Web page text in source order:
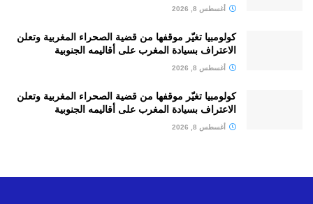
أغسطس 8, 2026
كولومبيا تغيّر موقفها من قضية الصحراء المغربية وتعلن
الاعتراف بسيادة المغرب على أقاليمه الجنوبية
أغسطس 8, 2026
كولومبيا تغيّر موقفها من قضية الصحراء المغربية وتعلن
الاعتراف بسيادة المغرب على أقاليمه الجنوبية
أغسطس 8, 2026